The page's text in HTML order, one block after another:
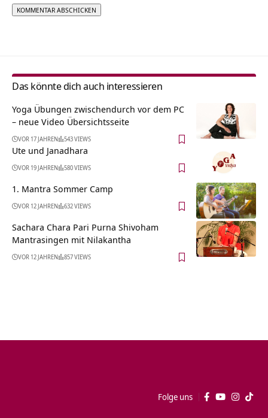
Das könnte dich auch interessieren
Yoga Übungen zwischendurch vor dem PC
– neue Video Übersichtsseite
VOR 17 JAHREN 543 VIEWS
Ute und Janadhara
VOR 19 JAHREN 580 VIEWS
1. Mantra Sommer Camp
VOR 12 JAHREN 632 VIEWS
Sachara Chara Pari Purna Shivoham
Mantrasingen mit Nilakantha
VOR 12 JAHREN 857 VIEWS
Folge uns